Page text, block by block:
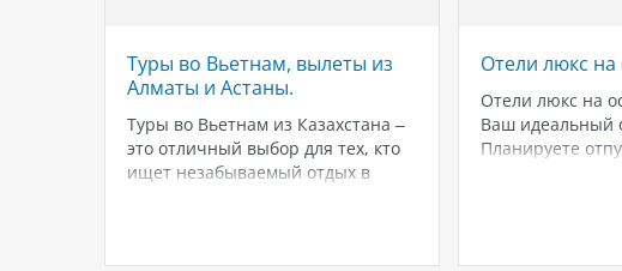
Туры во Вьетнам, вылеты из
Алматы и Астаны.
Туры во Вьетнам из Казахстана –
это отличный выбор для тех, кто
ищет незабываемый отдых в
Отели люкс на
Отели люкс на
Ваш идеальный
Планируете